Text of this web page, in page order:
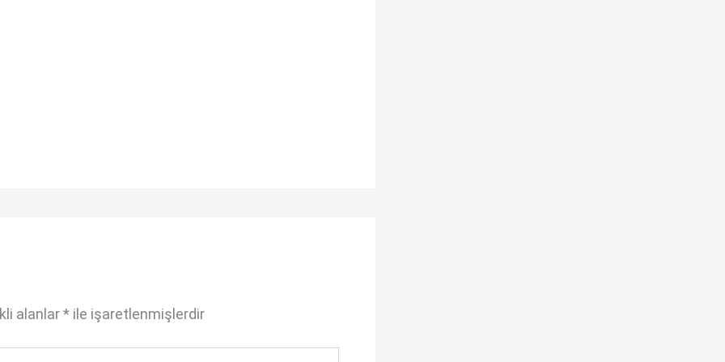
alanlar* ile işaretlenmişlerdir